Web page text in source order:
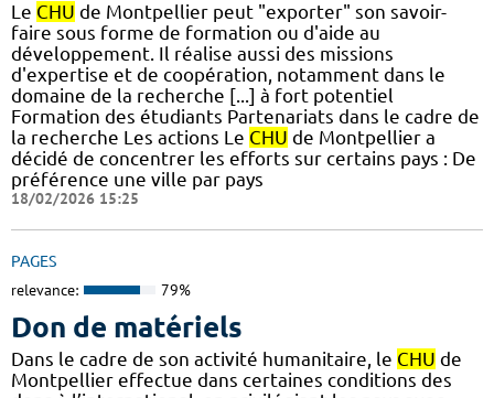
Le CHU de Montpellier peut "exporter" son savoir-
faire sous forme de formation ou d'aide au
développement. Il réalise aussi des missions
d'expertise et de coopération, notamment dans le
domaine de la recherche [...] à fort potentiel
Formation des étudiants Partenariats dans le cadre de
la recherche Les actions Le CHU de Montpellier a
décidé de concentrer les efforts sur certains pays : De
préférence une ville par pays
18/02/2026 15:25
PAGES
relevance: 79%
Don de matériels
Dans le cadre de son activité humanitaire, le CHU de
Montpellier effectue dans certaines conditions des